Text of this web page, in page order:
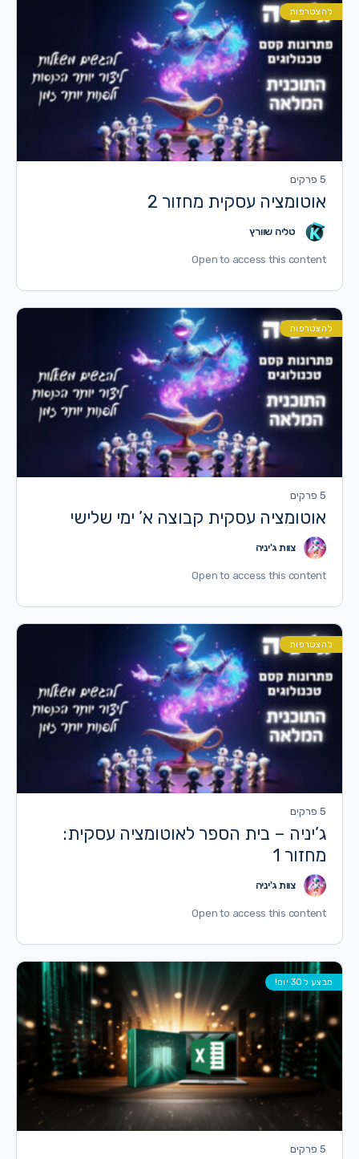
להצטרפות
5 פרקים
אוטומציה עסקית מחזור 2
טליה שוורץ
Open to access this content
להצטרפות
5 פרקים
אוטומציה עסקית קבוצה א’ ימי שלישי
צוות ג'יניה
Open to access this content
להצטרפות
5 פרקים
ג’יניה – בית הספר לאוטומציה עסקית:
מחזור 1
צוות ג'יניה
Open to access this content
מבצע ל30 יום!
5 פרקים